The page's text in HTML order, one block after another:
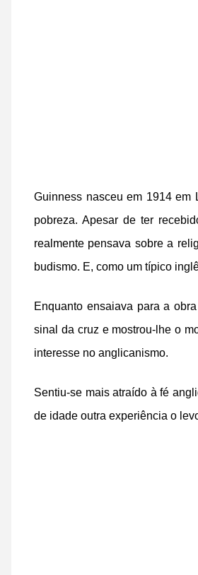
Guinness nasceu em 1914 em
pobreza. Apesar de ter
realmente pensava sobre a
budismo. E, como um típico
Enquanto ensaiava para a
sinal da cruz e mostrou-lhe o
interesse no anglicanismo.
Sentiu-se mais atraído à fé
de idade outra experiência o